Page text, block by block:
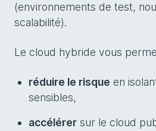
(environnements de test,
scalabilité).
Le cloud hybride vous
réduire le risque en
sensibles,
accélérer sur le cloud